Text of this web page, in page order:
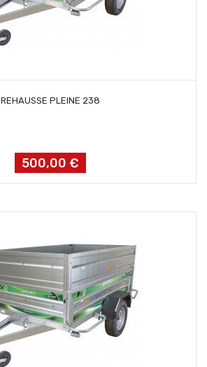
REHAUSSE PLEINE 238
Prix
500,00 €